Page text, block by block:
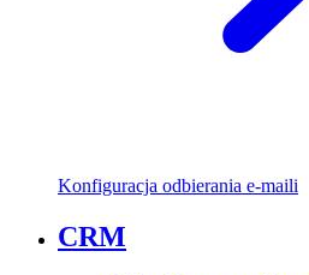
Konfiguracja odbierania e-maili
CRM